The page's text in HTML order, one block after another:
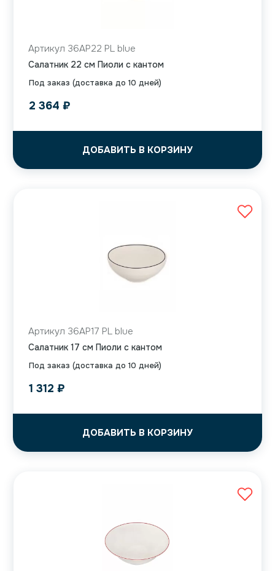
Под заказ (доставка до 10 дней)
Артикул 36AP22 PL blue
Салатник 22 см Пиоли с кантом
2 364 ₽
ДОБАВИТЬ В КОРЗИНУ
Под заказ (доставка до 10 дней)
Артикул 36AP17 PL blue
Салатник 17 см Пиоли с кантом
1 312 ₽
ДОБАВИТЬ В КОРЗИНУ